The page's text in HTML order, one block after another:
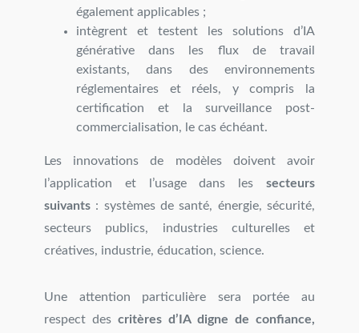
également applicables ;
intègrent et testent les solutions d’IA
générative dans les flux de travail
existants, dans des environnements
réglementaires et réels, y compris la
certification et la surveillance post-
commercialisation, le cas échéant.
Les innovations de modèles doivent avoir
l’application et l’usage dans les secteurs
suivants : systèmes de santé, énergie, sécurité,
secteurs publics, industries culturelles et
créatives, industrie, éducation, science.
Une attention particulière sera portée au
respect des critères d’IA digne de confiance,